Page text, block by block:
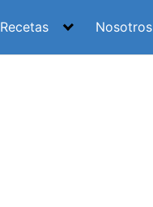
Recetas Nosotros